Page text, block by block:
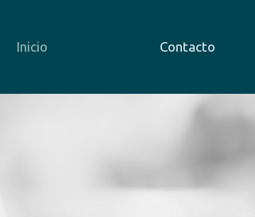
Inicio Contacto